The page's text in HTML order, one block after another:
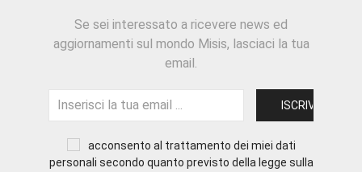
Se sei interessato a ricevere news ed
aggiornamenti sul mondo Misis, lasciaci la tua
email.
acconsento al trattamento dei miei dati
personali secondo quanto previsto della legge sulla